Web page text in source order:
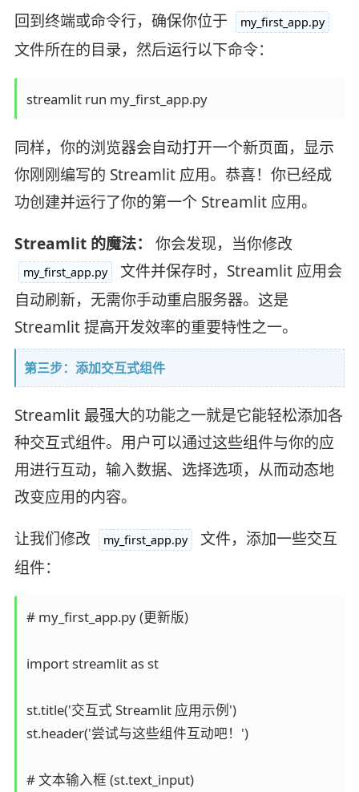
回到终端或命令行，确保你位于
my_first_app.py
文件所在的目录，然后运行以下命令：
streamlit run my_first_app.py
同样，你的浏览器会自动打开一个新页面，显示
你刚刚编写的 Streamlit 应用。恭喜！你已经成
功创建并运行了你的第一个 Streamlit 应用。
Streamlit 的魔法：
你会发现，当你修改
my_first_app.py
文件并保存时，Streamlit 应用会
自动刷新，无需你手动重启服务器。这是
Streamlit 提高开发效率的重要特性之一。
第三步：添加交互式组件
Streamlit 最强大的功能之一就是它能轻松添加各
种交互式组件。用户可以通过这些组件与你的应
用进行互动，输入数据、选择选项，从而动态地
改变应用的内容。
让我们修改
my_first_app.py
文件，添加一些交互
组件：
# my_first_app.py (更新版)
import streamlit as st
st.title('交互式 Streamlit 应用示例')
st.header('尝试与这些组件互动吧！')
# 文本输入框 (st.text_input)